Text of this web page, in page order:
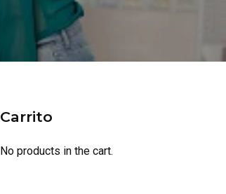
Carrito
No products in the cart.